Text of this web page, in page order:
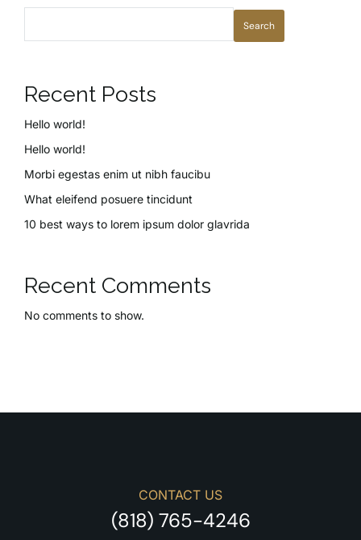
Search
Recent Posts
Hello world!
Hello world!
Morbi egestas enim ut nibh faucibu
What eleifend posuere tincidunt
10 best ways to lorem ipsum dolor glavrida
Recent Comments
No comments to show.
CONTACT US
(818) 765-4246